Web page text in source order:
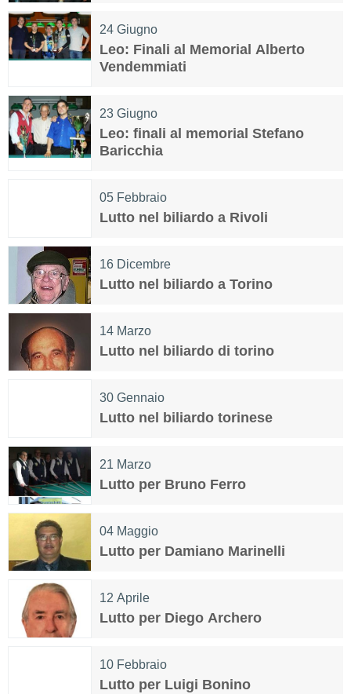
24 Giugno
Leo: Finali al Memorial Alberto
Vendemmiati
23 Giugno
Leo: finali al memorial Stefano
Baricchia
05 Febbraio
Lutto nel biliardo a Rivoli
16 Dicembre
Lutto nel biliardo a Torino
14 Marzo
Lutto nel biliardo di torino
30 Gennaio
Lutto nel biliardo torinese
21 Marzo
Lutto per Bruno Ferro
04 Maggio
Lutto per Damiano Marinelli
12 Aprile
Lutto per Diego Archero
10 Febbraio
Lutto per Luigi Bonino